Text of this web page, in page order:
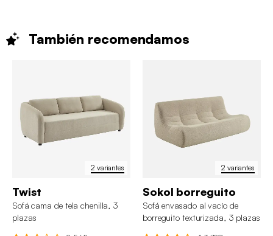
También recomendamos
2 variantes
Twist
Sofá cama de tela chenilla, 3
plazas
2 variantes
Sokol borreguito
Sofá envasado al vacío de
borreguito texturizada, 3 plazas